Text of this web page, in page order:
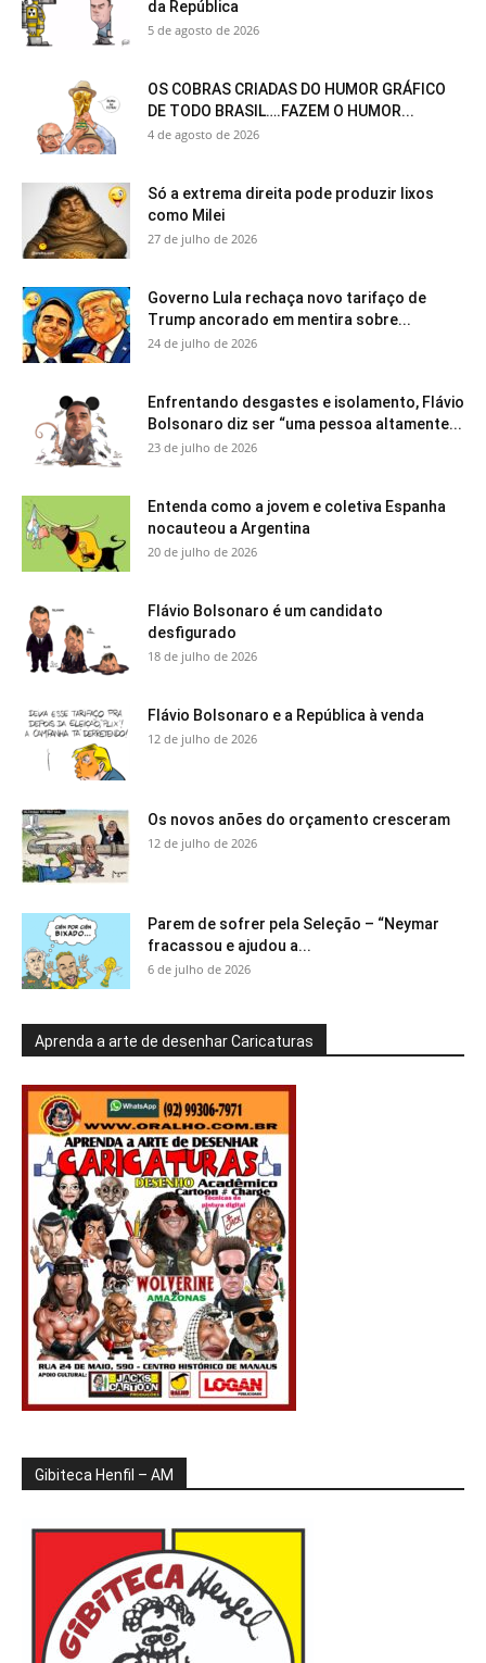
da República
5 de agosto de 2026
OS COBRAS CRIADAS DO HUMOR GRÁFICO
DE TODO BRASIL….FAZEM O HUMOR...
4 de agosto de 2026
Só a extrema direita pode produzir lixos
como Milei
27 de julho de 2026
Governo Lula rechaça novo tarifaço de
Trump ancorado em mentira sobre...
24 de julho de 2026
Enfrentando desgastes e isolamento, Flávio
Bolsonaro diz ser “uma pessoa altamente...
23 de julho de 2026
Entenda como a jovem e coletiva Espanha
nocauteou a Argentina
20 de julho de 2026
Flávio Bolsonaro é um candidato
desfigurado
18 de julho de 2026
Flávio Bolsonaro e a República à venda
12 de julho de 2026
Os novos anões do orçamento cresceram
12 de julho de 2026
Parem de sofrer pela Seleção – “Neymar
fracassou e ajudou a...
6 de julho de 2026
Aprenda a arte de desenhar Caricaturas
Gibiteca Henfil – AM